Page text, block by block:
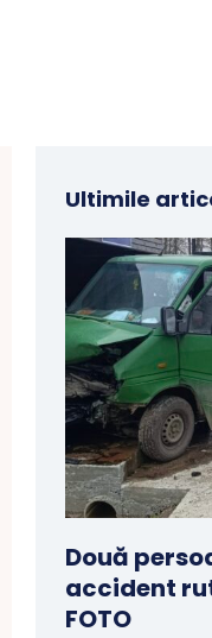
Ultimile
Două
accident
FOTO